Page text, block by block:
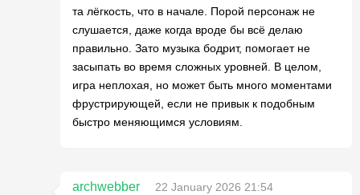
та лёгкость, что в начале. Порой персонаж не
слушается, даже когда вроде бы всё делаю
правильно. Зато музыка бодрит, помогает не
засыпать во время сложных уровней. В целом,
игра неплохая, но может быть много моментами
фрустрирующей, если не привык к подобным
быстро меняющимся условиям.
archwebber
22 January 2026 21:54